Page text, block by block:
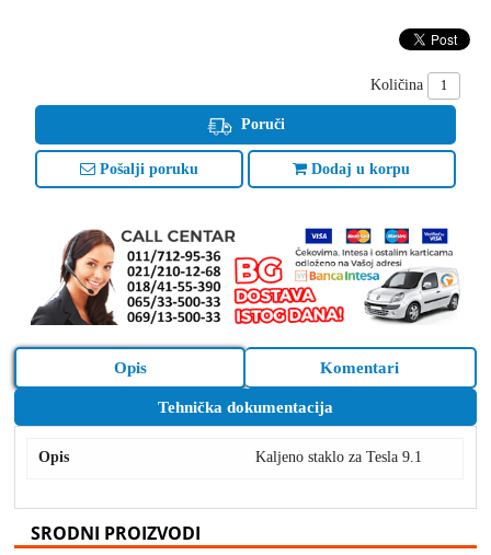
Količina
Poruči
Pošalji poruku Dodaj u korpu
Opis
Tehnička dokumentacija
Komentari
Opis Kaljeno staklo za Tesla 9.1
SRODNI PROIZVODI